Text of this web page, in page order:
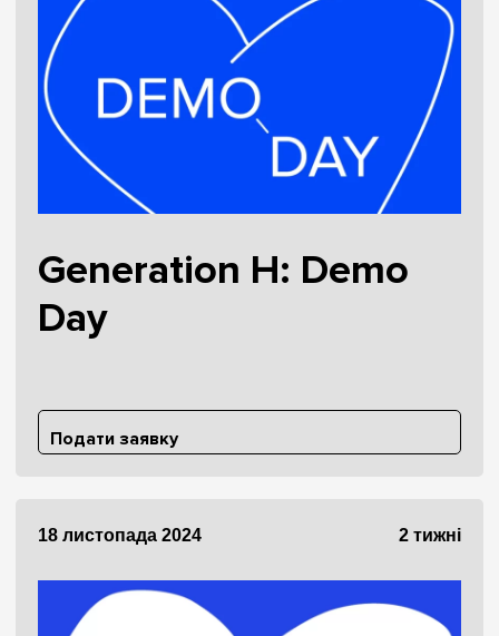
Generation H: Demo
Day
Подати заявку
18 листопада 2024 2 тижні